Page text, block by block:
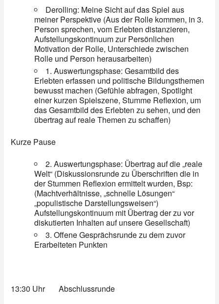
Derolling: Meine Sicht auf das Spiel aus
meiner Perspektive (Aus der Rolle kommen, in 3.
Person sprechen, vom Erlebten distanzieren,
Aufstellungskontinuum zur Persönlichen
Motivation der Rolle, Unterschiede zwischen
Rolle und Person herausarbeiten)
1. Auswertungsphase: Gesamtbild des
Erlebten erfassen und politische Bildungsthemen
bewusst machen (Gefühle abfragen, Spotlight
einer kurzen Spielszene, Stumme Reflexion, um
das Gesamtbild des Erlebten zu sehen, und den
übertrag auf reale Themen zu schaffen)
Kurze Pause
2. Auswertungsphase: Übertrag auf die „reale
Welt“ (Diskussionsrunde zu Überschriften die in
der Stummen Reflexion ermittelt wurden, Bsp:
(Machtverhältnisse, „schnelle Lösungen“
„populistische Darstellungsweisen“)
Aufstellungskontinuum mit Übertrag der zu vor
diskutierten Inhalten auf unsere Gesellschaft)
3. Offene Gesprächsrunde zu dem zuvor
Erarbeiteten Punkten
13:30 UhrAbschlussrunde